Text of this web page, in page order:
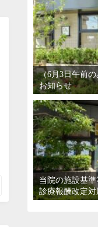
（6月3日午前
お知らせ
当院の施設基
診療報酬改定対